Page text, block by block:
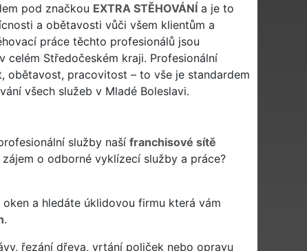
pod značkou EXTRA STĚHOVÁNÍa je to
a obětavosti vůči všem klientům a
práce těchto profesionálů jsou
celém Středočeském kraji. Profesionální
obětavost, pracovitost – to vše je standardem
všech služeb v Mladé Boleslavi.
služby naší franchisové sítě
o odborné vyklízecí služby a práce?
a hledáte úklidovou firmu která vám
.
řezání dřeva, vrtání poliček nebo opravu